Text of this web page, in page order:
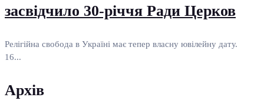
засвідчило 30-річчя Ради Церков
Релігійна свобода в Україні має тепер власну ювілейну дату.
16...
Архів